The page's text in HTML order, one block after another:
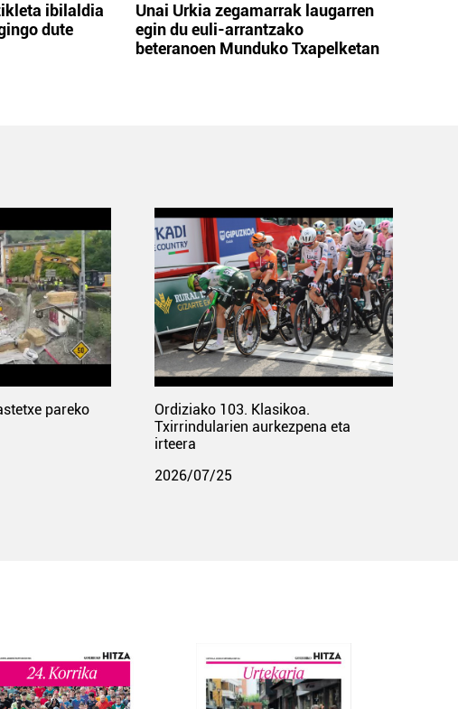
ibilaldia
dute
Unai Urkia zegamarrak laugarren
egin du euli-arrantzako
beteranoen Munduko Txapelketan
pareko
Ordiziako 103. Klasikoa.
Txirrindularien aurkezpena eta
irteera
2026/07/25